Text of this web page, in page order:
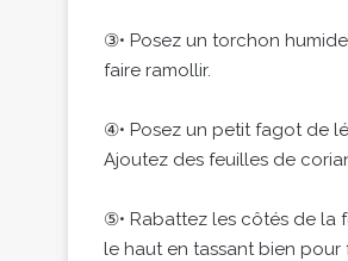
③• Posez un torchon
faire ramollir.
④• Posez un petit fagot de
Ajoutez des feuilles de
⑤• Rabattez les côtés de la
le haut en tassant bien